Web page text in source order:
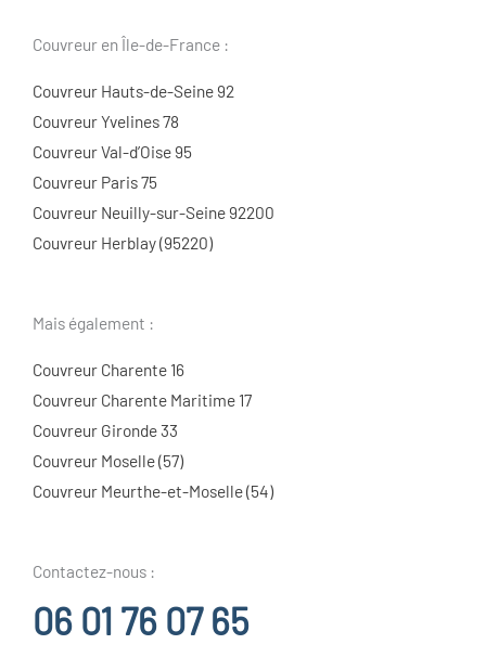
Couvreur en Île-de-France :
Couvreur Hauts-de-Seine 92
Couvreur Yvelines 78
Couvreur Val-d’Oise 95
Couvreur Paris 75
Couvreur Neuilly-sur-Seine 92200
Couvreur Herblay (95220)
Mais également :
Couvreur Charente 16
Couvreur Charente Maritime 17
Couvreur Gironde 33
Couvreur Moselle (57)
Couvreur Meurthe-et-Moselle (54)
Contactez-nous :
06 01 76 07 65